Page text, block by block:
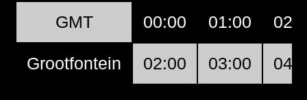
GMT 00:00 01:00
Grootfontein 02:00 03:00